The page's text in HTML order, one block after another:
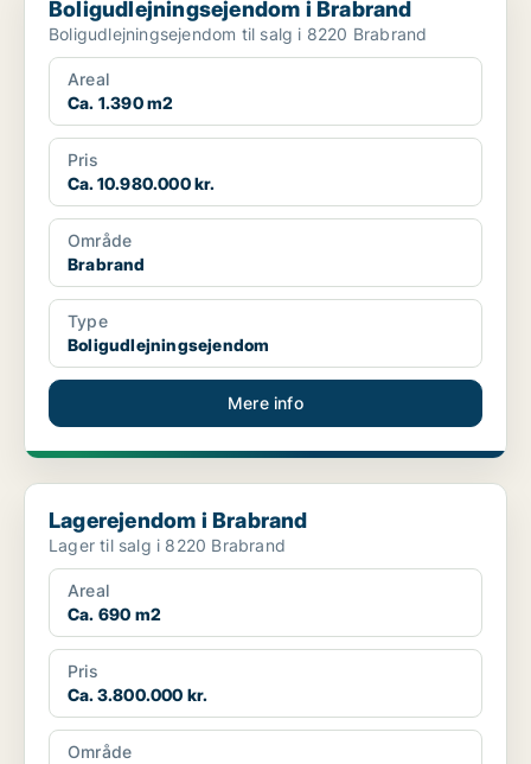
Boligudlejningsejendom i Brabrand
Boligudlejningsejendom til salg i 8220 Brabrand
Areal
Ca. 1.390 m2
Pris
Ca. 10.980.000 kr.
Område
Brabrand
Type
Boligudlejningsejendom
Mere info
Lagerejendom i Brabrand
Lagerejendom i Brabrand
Lager til salg i 8220 Brabrand
Areal
Ca. 690 m2
Pris
Ca. 3.800.000 kr.
Område